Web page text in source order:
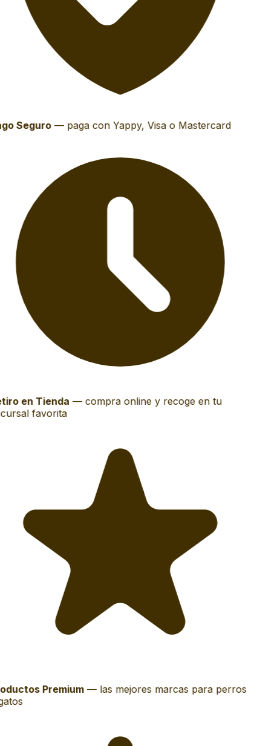
Seguro— paga con Yappy, Visa o Mastercard
en Tienda— compra online y recoge en tu
favorita
Premium— las mejores marcas para perros